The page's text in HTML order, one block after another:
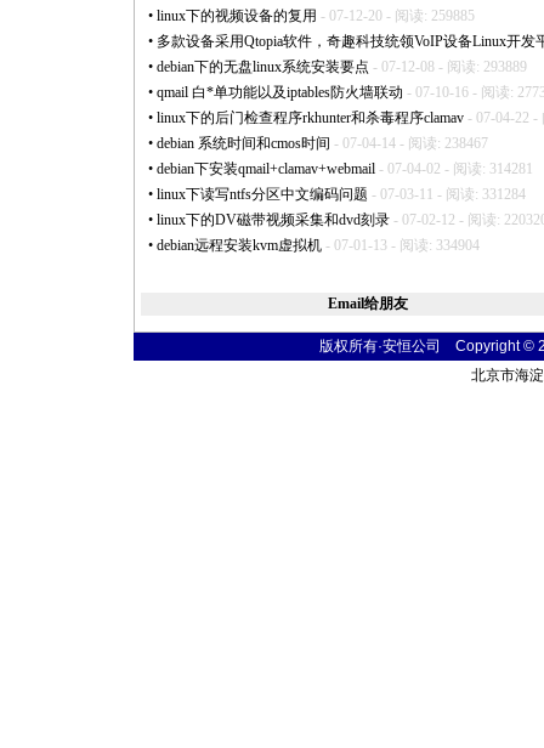
• linux下的视频设备的复用 - 07-12-20 - 阅读: 259885
• 多款设备采用Qtopia软件，奇趣科技统领VoIP设备Linux开发
• debian下的无盘linux系统安装要点 - 07-12-08 - 阅读: 293889
• qmail 白*单功能以及iptables防火墙联动 - 07-10-16 - 阅读:
• linux下的后门检查程序rkhunter和杀毒程序clamav - 07-04-22 -
• debian 系统时间和cmos时间 - 07-04-14 - 阅读: 238467
• debian下安装qmail+clamav+webmail - 07-04-02 - 阅读: 314281
• linux下读写ntfs分区中文编码问题 - 07-03-11 - 阅读: 331284
• linux下的DV磁带视频采集和dvd刻录 - 07-02-12 - 阅读:
• debian远程安装kvm虚拟机 - 07-01-13 - 阅读: 334904
Email给朋友
版权所有·安恒公司 Copyright
北京市海